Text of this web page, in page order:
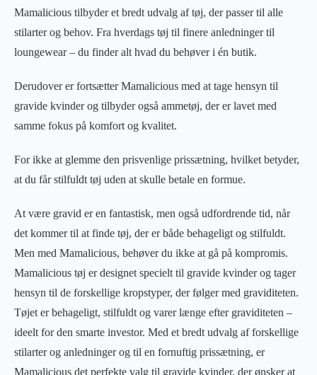
Mamalicious tilbyder et bredt udvalg af tøj, der passer til alle
stilarter og behov. Fra hverdags tøj til finere anledninger til
loungewear – du finder alt hvad du behøver i én butik.
Derudover er fortsætter Mamalicious med at tage hensyn til
gravide kvinder og tilbyder også ammetøj, der er lavet med
samme fokus på komfort og kvalitet.
For ikke at glemme den prisvenlige prissætning, hvilket betyder,
at du får stilfuldt tøj uden at skulle betale en formue.
At være gravid er en fantastisk, men også udfordrende tid, når
det kommer til at finde tøj, der er både behageligt og stilfuldt.
Men med Mamalicious, behøver du ikke at gå på kompromis.
Mamalicious tøj er designet specielt til gravide kvinder og tager
hensyn til de forskellige kropstyper, der følger med graviditeten.
Tøjet er behageligt, stilfuldt og varer længe efter graviditeten –
ideelt for den smarte investor. Med et bredt udvalg af forskellige
stilarter og anledninger og til en fornuftig prissætning, er
Mamalicious det perfekte valg til gravide kvinder, der ønsker at